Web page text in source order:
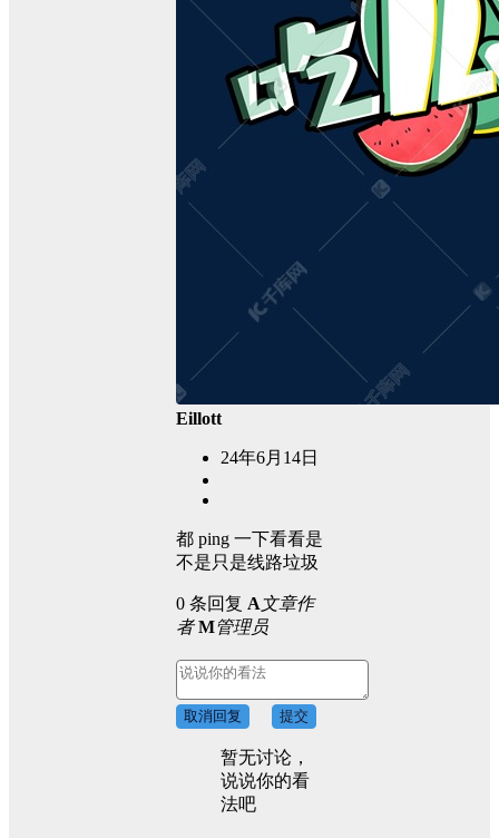
Eillott
24年6月14日
都 ping 一下看看是
不是只是线路垃圾
0 条回复 A文章作
者 M管理员
取消回复 提交
暂无讨论，
说说你的看
法吧